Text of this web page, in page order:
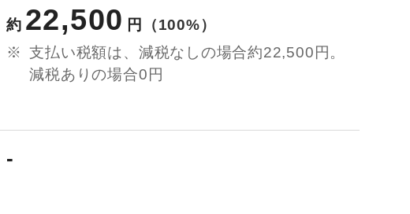
約 22,500 円
（100%）
支払い税額は、減税なしの場合約22,500円。
減税ありの場合0円
-